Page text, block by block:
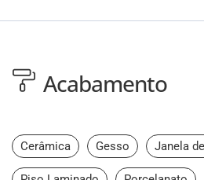
Acabamento
Cerâmica Gesso Janela